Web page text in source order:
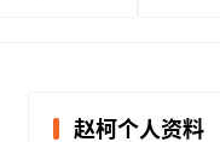
赵柯个人资料